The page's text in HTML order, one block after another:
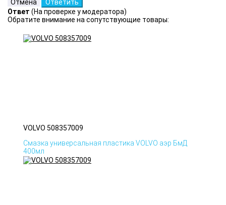
Ответ (На проверке у модератора)
Обратите внимание на сопутствующие товары:
VOLVO 508357009
Смазка универсальная пластика VOLVO аэр БмД
400мл